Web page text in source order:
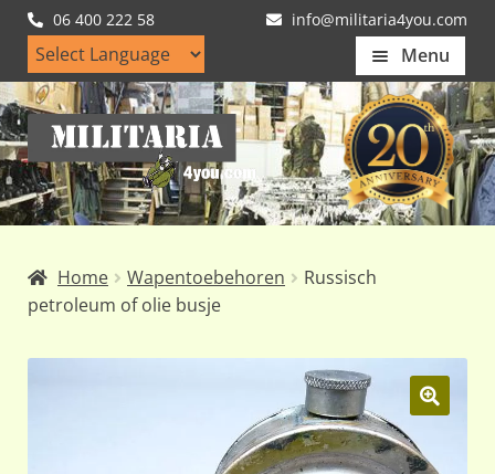
06 400 222 58 info@militaria4you.com
Menu
Home
Artikelen
Nieuws
Klantfotos
Ga
door
naar
navigatie
Ga
naar
de
inhoud
Home Wapentoebehoren
Russisch
petroleum of olie busje